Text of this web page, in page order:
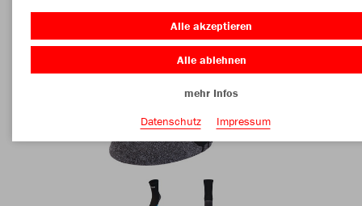
Alle akzeptieren
Alle ablehnen
mehr Infos
Datenschutz
Impressum